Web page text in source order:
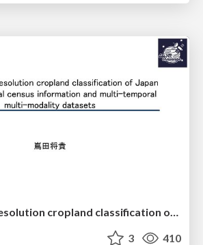
National high-resolution cropland classification of Japan with agricultural census information and multi-temporal multi-modality datasets
3 410